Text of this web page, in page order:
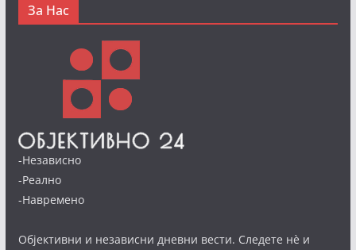
За Нас
-Независно
-Реално
-Навремено
Објективни и независни дневни вести. Следете нè и